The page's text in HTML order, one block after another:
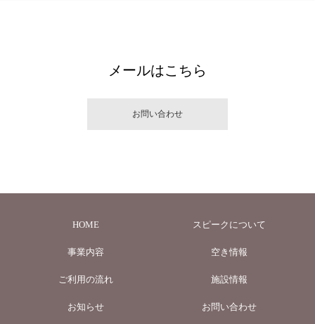
メールはこちら
お問い合わせ
HOME スピークについて
事業内容 空き情報
ご利用の流れ 施設情報
お知らせ お問い合わせ